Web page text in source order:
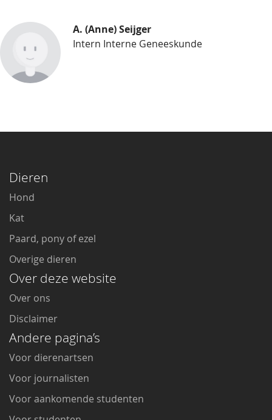
A. (Anne) Seijger
Intern Interne Geneeskunde
Dieren
Hond
Kat
Paard, pony of ezel
Overige dieren
Over deze website
Over ons
Disclaimer
Andere pagina’s
Voor dierenartsen
Voor journalisten
Voor aankomende studenten